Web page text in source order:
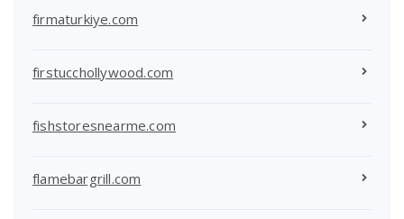
firmaturkiye.com
firstucchollywood.com
fishstoresnearme.com
flamebargrill.com